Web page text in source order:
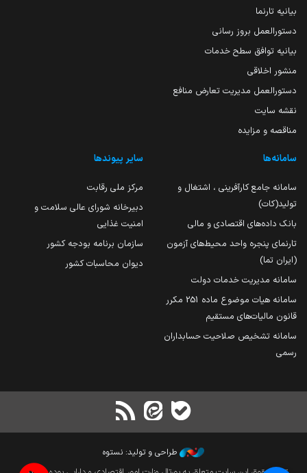
بیانیه تارنما
دستورالعمل بروز رسانی
بیانیه توافق سطح خدمات
منشور اخلاقی
دستورالعمل مدیریت تعارض منافع
نقشه سایت
مناقصه و مزایده
سامانه‌ها
سامانه جامع کارآفرینی ، اشتغال و
تولید(کات)
بانک داده‌های اقتصادی و مالی
تارنمای پنجره واحد محیط‌های آزمون
(ایران تما)
سامانه مدیریت خدمات دولت
سامانه هیات موضوع ماده 251 مکرر
قانون مالیات‌های مستقیم
سامانه تشخیص صلاحیت حسابداران
رسمی
سایر پیوندها
مرکز ملی رقابت
دبیرخانه شورای عالی سلامت و
امنیت غذایی
سازمان برنامه بودجه کشور
دیوان محاسبات کشور
طراحی و تولید: نستوه